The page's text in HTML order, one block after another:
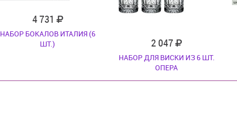
4 731
НАБОР БОКАЛОВ ИТАЛИЯ (6
ШТ.)
2 047
НАБОР ДЛЯ ВИСКИ ИЗ 6 ШТ.
ОПЕРА